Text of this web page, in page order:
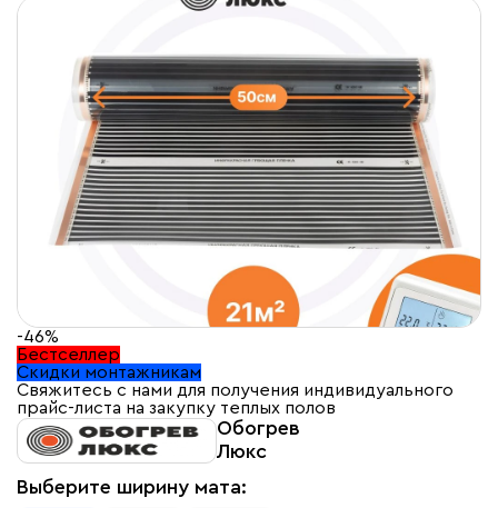
-46%
Бестселлер
Скидки монтажникам
Свяжитесь с нами для получения индивидуального
прайс-листа на закупку теплых полов
Обогрев
Люкс
Выберите ширину мата: